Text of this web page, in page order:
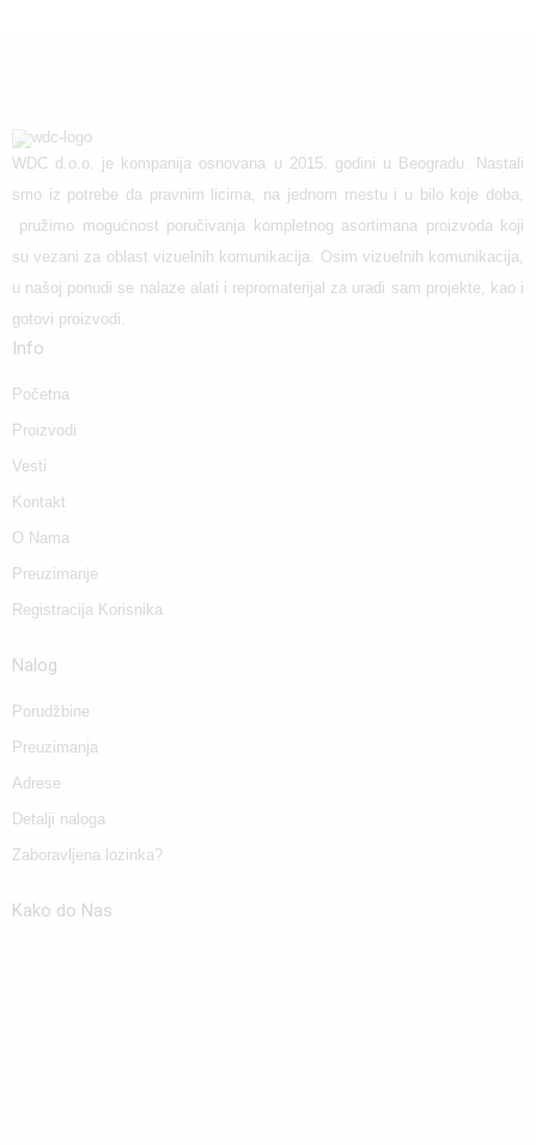
WDC d.o.o. je kompanija osnovana u 2015. godini u Beogradu. Nastali
smo iz potrebe da pravnim licima, na jednom mestu i u bilo koje doba,
pružimo mogućnost poručivanja kompletnog asortimana proizvoda koji
su vezani za oblast vizuelnih komunikacija. Osim vizuelnih komunikacija,
u našoj ponudi se nalaze alati i repromaterijal za uradi sam projekte, kao i
gotovi proizvodi.
Info
Početna
Proizvodi
Vesti
Kontakt
O Nama
Preuzimanje
Registracija Korisnika
Nalog
Porudžbine
Preuzimanja
Adrese
Detalji naloga
Zaboravljena lozinka?
Kako do Nas